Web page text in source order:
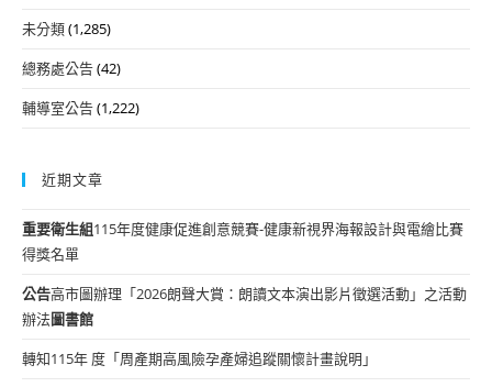
未分類(1,285)
總務處公告(42)
輔導室公告(1,222)
近期文章
重要衛生組115年度健康促進創意競賽-健康新視界海報設計與電繪比賽
得獎名單
公告高市圖辦理「2026朗聲大賞：朗讀文本演出影片徵選活動」之活動
辦法圖書館
轉知115年 度「周產期高風險孕產婦追蹤關懷計畫說明」